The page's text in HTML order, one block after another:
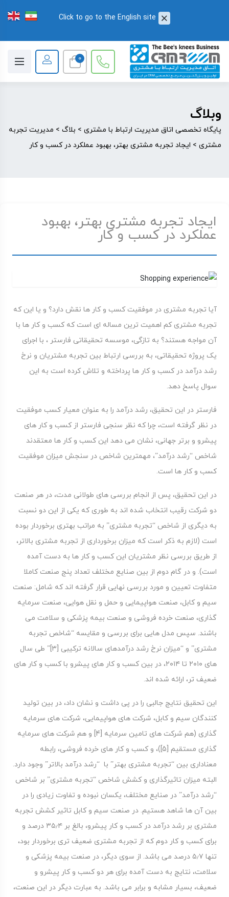
Click to go to the English site
0
وبلاگ
پایگاه تخصصی اتاق مدیریت ارتباط با مشتری > بلاگ > مدیریت تجربه
مشتری > ایجاد تجربه مشتری بهتر، بهبود عملکرد در کسب و کار
ایجاد تجربه مشتری بهتر، بهبود
عملکرد در کسب و کار
آیا تجربه مشتری در موفقیت کسب و کار ها نقش دارد؟ و یا این که
تجربه مشتری کم اهمیت ترین مساله ای است که کسب و کار ها با
آن مواجه هستند؟ به تازگی، موسسه تحقیقاتی فارستر ، با اجرای
یک پروژه تحقیقاتی، به بررسی ارتباط بین تجربه مشتریان و نرخ
رشد درآمد در کسب و کار ها پرداخته و تلاش کرده است به این
سوال پاسخ دهد.
فارستر در این تحقیق، رشد درآمد را به عنوان معیار کسب موفقیت
در نظر گرفته است، چرا که نظر سنجی فارستر از کسب و کار های
پیشرو و برتر جهانی، نشان می دهد این کسب و کار ها معتقدند
شاخص “رشد درآمد”، مهمترین شاخص در سنجش میزان موفقیت
کسب و کار ها است.
در این تحقیق، پس از انجام بررسی های طولانی مدت، در هر صنعت
دو شرکت رقیب انتخاب شده اند به طوری که یکی از این دو نسبت
به دیگری از شاخص “تجربه مشتری” به مراتب بهتری برخوردار بوده
است (لازم به ذکر است که میزان برخورداری از تجربه مشتری بالاتر،
از طریق بررسی نظر مشتریان این کسب و کار ها به دست آمده
است). و در گام دوم از بین صنایع مختلف تعداد پنج صنعت کاملا
متفاوت تعیین و مورد بررسی نهایی قرار گرفته اند که شامل: صنعت
سیم و کابل، صنعت هواپیمایی و حمل و نقل هوایی، صنعت سرمایه
گذاری، صنعت خرده فروشی و صنعت بیمه پزشکی و سلامت می
باشند. سپس مدل هایی برای بررسی و مقایسه “شاخص تجربه
مشتری” و “میزان نرخ رشد درآمدهای سالانه ترکیبی [۳]” طی سال
های ۲۰۱۰ تا ۲۰۱۴، در بین کسب و کار های پیشرو با کسب و کار های
ضعیف تر، ارائه شده اند.
این تحقیق نتایج جالبی را در پی داشت و نشان داد، در بین تولید
کنندگان سیم و کابل، شرکت های هواپیمایی، شرکت های سرمایه
گذاری (هم شرکت های تامین سرمایه [4] و هم شرکت های سرمایه
گذاری مستقیم [5])، و کسب و کار های خرده فروشی، رابطه
معناداری بین “تجربه مشتری بهتر” با “رشد درآمد بالاتر” وجود دارد.
البته میزان تاثیرگذاری و کشش شاخص “تجربه مشتری” بر شاخص
“رشد درآمد” در صنایع مختلف، یکسان نبوده و تفاوت زیادی را در
بین آن ها شاهد هستیم. در صنعت سیم و کابل تاثیر کشش تجربه
مشتری بر رشد درآمد در کسب و کار پیشرو، بالغ بر ۳۵٫۴ درصد و
برای کسب و کار دوم که از تجربه مشتری ضعیف تری برخوردار بود،
تنها ۵٫۷ درصد می باشد. از سوی دیگر، در صنعت بیمه پزشکی و
سلامت، نتایج به دست آمده برای هر دو کسب و کار پیشرو و
ضعیف، بسیار مشابه و برابر می باشد. به عبارت دیگر در این صنعت،